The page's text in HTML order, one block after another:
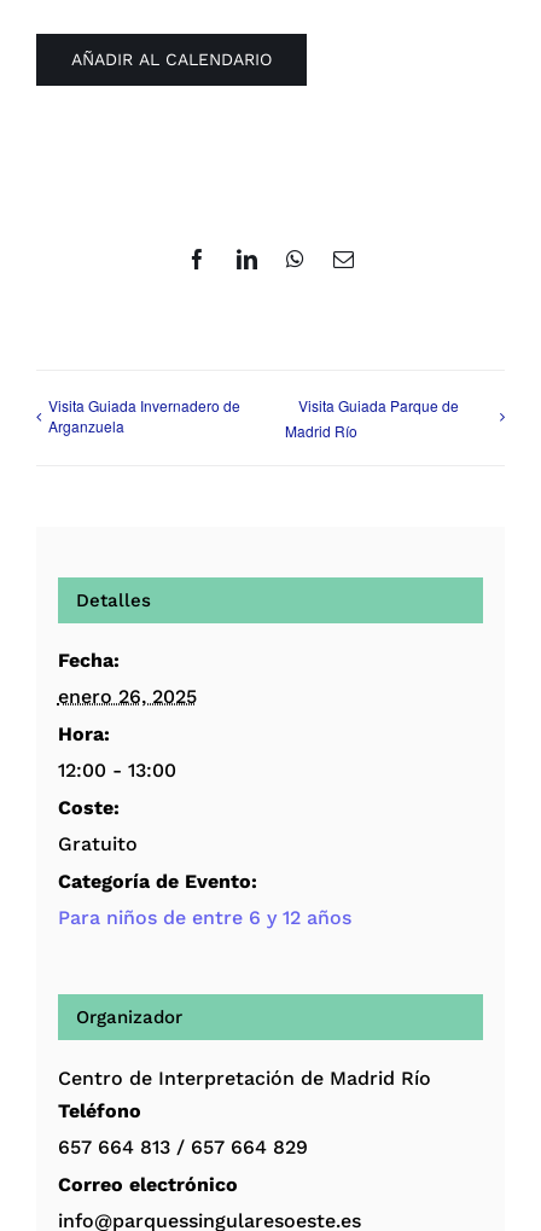
AÑADIR AL CALENDARIO
FacebookLinkedInWhatsApp
Correo
Visita Guiada Invernadero de
Arganzuela
Visita Guiada Parque de
Madrid Río
Detalles
Fecha:
enero 26, 2025
Hora:
12:00 - 13:00
Coste:
Gratuito
Categoría de Evento:
Para niños de entre 6 y 12 años
Organizador
Centro de Interpretación de Madrid Río
Teléfono
657 664 813 / 657 664 829
Correo electrónico
info@parquessingularesoeste.es